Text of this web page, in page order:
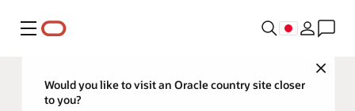
メニュー
Close
Would you like to visit an Oracle country site closer
to you?
Oracle Customer Success Services